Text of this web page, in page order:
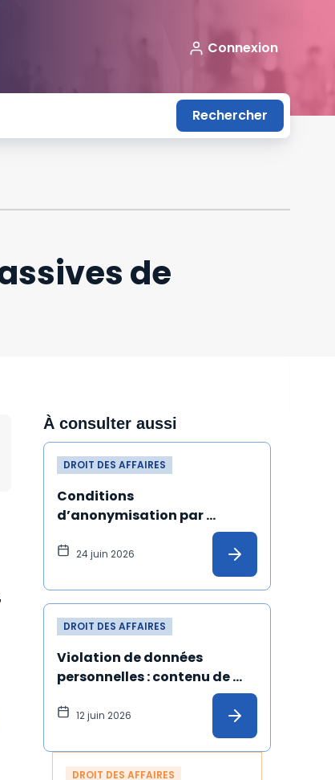
Connexion
Rechercher
de
À consulter aussi
DROIT DES AFFAIRES
Conditions
d’anonymisation par
données à caractère
24 juin 2026
DROIT DES AFFAIRES
Violation de données
personnelles : contenu de
communiquer à la personne
12 juin 2026
DROIT DES AFFAIRES